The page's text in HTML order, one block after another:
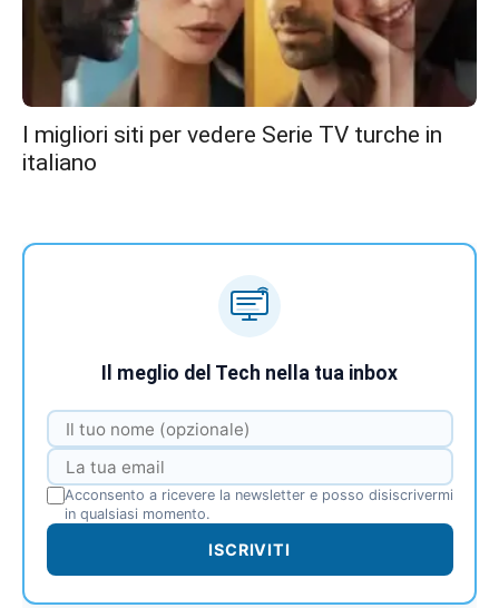
I migliori siti per vedere Serie TV turche in
italiano
Il meglio del Tech nella tua inbox
Acconsento a ricevere la newsletter e posso disiscrivermi
in qualsiasi momento.
ISCRIVITI